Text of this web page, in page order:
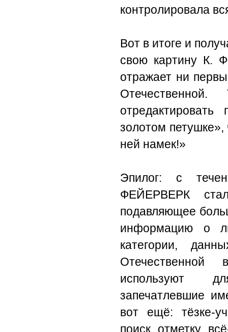
контролировала
Вот в итоге и
свою картину К.
отражает ни
золотом
ней намек!»
Эпилог: с
ФЕЙЕРВЕРК
подавляющее
информацию о
категории,
используют
запечатлевшие
вот ещё: тёзке-
поиск отметку